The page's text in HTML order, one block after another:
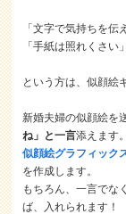
「文字で気持ちを伝
「手紙は照れくさい」
という方は、似顔絵
新婚夫婦の似顔絵を
ね」と一言添えます。
似顔絵グラフィック
を作成します。
もちろん、一言でな
ば、入れられます！